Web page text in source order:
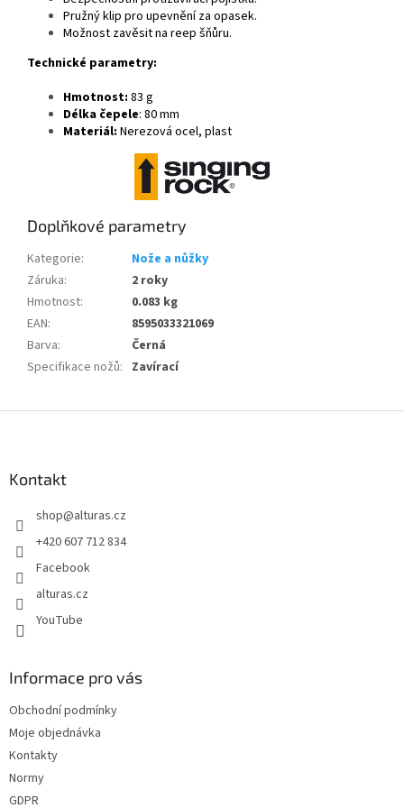
Pružný klip pro upevnění za opasek.
Možnost zavěsit na reep šňůru.
Technické parametry:
Hmotnost: 83 g
Délka čepele: 80 mm
Materiál: Nerezová ocel, plast
Doplňkové parametry
Kategorie:
Nože a nůžky
Záruka:
2 roky
Hmotnost:
0.083 kg
EAN:
8595033321069
Barva:
Černá
Specifikace nožů: Zavírací
Kontakt
shop@alturas.cz
+420 607 712 834
Facebook
alturas.cz
YouTube
Informace pro vás
Obchodní podmínky
Moje objednávka
Kontakty
Normy
GDPR